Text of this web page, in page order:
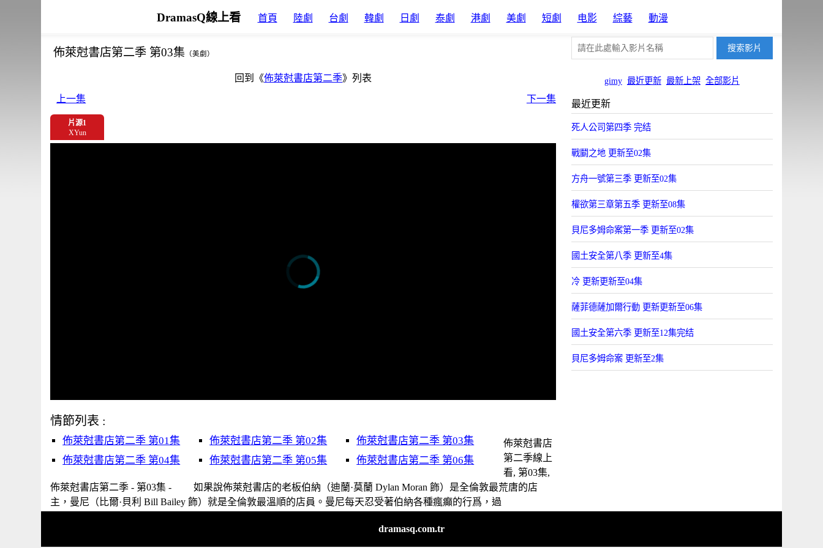
DramasQ線上看 首頁 陸劇 台劇 韓劇 日劇 泰劇 港劇 美劇 短劇 电影 綜藝 動漫
gimy 最近更新 最新上架 全部影片
佈萊尅書店第二季 第03集 （美劇）
回到《佈萊尅書店第二季》列表
上一集
下一集
片源1
XYun
情節列表 :
佈萊尅書店第二季 第01集 佈萊尅書店第二季 第02集
佈萊尅書店第二季 第03集
佈萊尅書店第二季 第04集
佈萊尅書店第二季 第05集 佈萊尅書店第二季 第06集
佈萊尅書店
第二季線上
看, 第03集,
佈萊尅書店第二季 - 第03集 - 如果說佈萊尅書店的老板伯納（迪蘭·莫蘭 Dylan Moran 飾）是全倫敦最荒唐的店
主，曼尼（比爾·貝利 Bill Bailey 飾）就是全倫敦最溫順的店員。曼尼每天忍受著伯納各種瘋癲的行爲，過
最近更新
死人公司第四季 完结
戰鬭之地 更新至02集
方舟一號第三季 更新至02集
權欲第三章第五季 更新至08集
貝尼多姆命案第一季 更新至02集
國土安全第八季 更新至4集
冷 更新更新至04集
薩菲德薩加爾行動 更新更新至06集
國土安全第六季 更新至12集完结
貝尼多姆命案 更新至2集
dramasq.com.tr